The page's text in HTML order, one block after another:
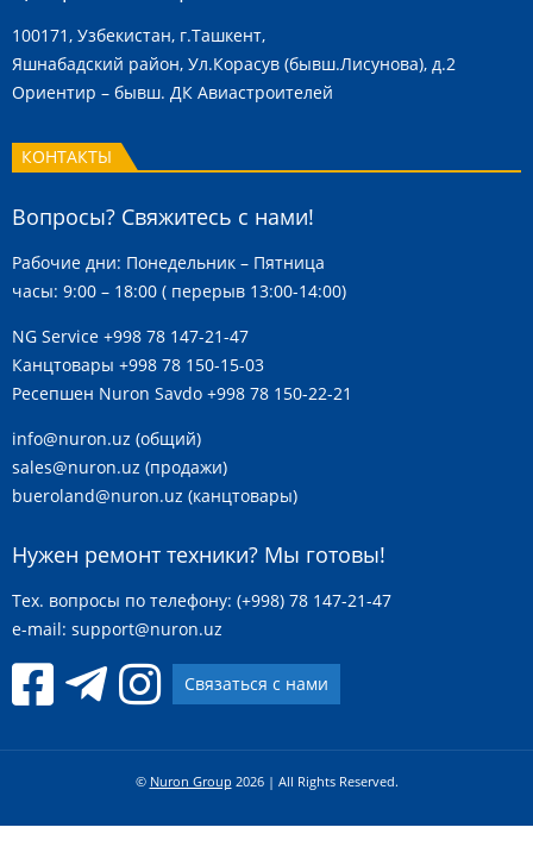
100171, Узбекистан, г.Ташкент,
Яшнабадский район, Ул.Корасув (бывш.Лисунова), д.2
Ориентир – бывш. ДК Авиастроителей
КОНТАКТЫ
Вопросы? Свяжитесь с нами!
Рабочие дни: Понедельник – Пятница
часы: 9:00 – 18:00 ( перерыв 13:00-14:00)
NG Service +998 78 147-21-47
Канцтовары +998 78 150-15-03
Ресепшен Nuron Savdo +998 78 150-22-21
info@nuron.uz (общий)
sales@nuron.uz (продажи)
bueroland@nuron.uz (канцтовары)
Нужен ремонт техники? Мы готовы!
Тех. вопросы по телефону: (+998) 78 147-21-47
e-mail: support@nuron.uz
Связаться с нами
© Nuron Group 2026 | All Rights Reserved.